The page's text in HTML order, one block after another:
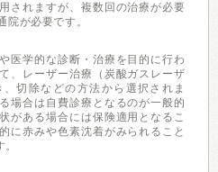
されますが、複数回の治療が必要
院が必要です。
医学的な診断・治療を目的に行わ
、レーザー治療（炭酸ガスレーザ
切除などの方法から選択されま
場合は自費診療となるのが一般的
がある場合には保険適用となるこ
に赤みや色素沈着がみられること